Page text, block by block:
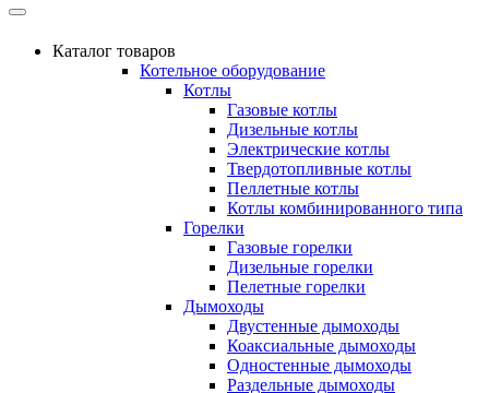
Каталог товаров
Котельное оборудование
Котлы
Газовые котлы
Дизельные котлы
Электрические котлы
Твердотопливные котлы
Пеллетные котлы
Котлы комбинированного типа
Горелки
Газовые горелки
Дизельные горелки
Пелетные горелки
Дымоходы
Двустенные дымоходы
Коаксиальные дымоходы
Одностенные дымоходы
Раздельные дымоходы